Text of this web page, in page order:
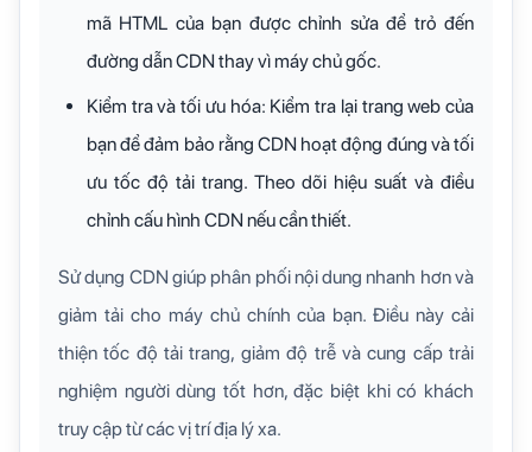
mã HTML của bạn được chỉnh sửa để trỏ đến
đường dẫn CDN thay vì máy chủ gốc.
Kiểm tra và tối ưu hóa: Kiểm tra lại trang web của
bạn để đảm bảo rằng CDN hoạt động đúng và tối
ưu tốc độ tải trang. Theo dõi hiệu suất và điều
chỉnh cấu hình CDN nếu cần thiết.
Sử dụng CDN giúp phân phối nội dung nhanh hơn và
giảm tải cho máy chủ chính của bạn. Điều này cải
thiện tốc độ tải trang, giảm độ trễ và cung cấp trải
nghiệm người dùng tốt hơn, đặc biệt khi có khách
truy cập từ các vị trí địa lý xa.